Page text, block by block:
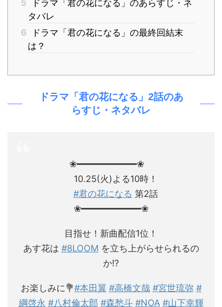
5
ドラマ「君の花になる」のあらすじ・ネ
タバレ
6
ドラマ「君の花になる」の最終回結末
は？
ドラマ「君の花になる」2話のあ
らすじ・ネタバレ
❀━━━━━━━━━━━❀
10.25(火)よる10時！
#君の花になる 第2話
❀━━━━━━━━━━━❀
目指せ！新曲配信1位！
あす花は #8LOOM を立ち上がらせられるの
か!?
お楽しみに💐#本田翼 #高橋文哉 #宮世琉弥 #
綱啓永 #八村倫太郎 #森愁斗 #NOA #山下幸輝